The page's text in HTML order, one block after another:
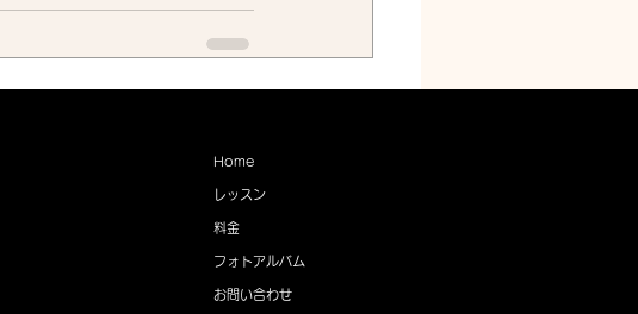
Home
レッスン
料金
フォトアルバム
お問い合わせ